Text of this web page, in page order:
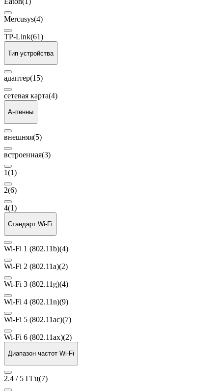
Mercusys(4)
TP-Link(61)
Тип устройства
адаптер(15)
сетевая карта(4)
Антенны
внешняя(5)
встроенная(3)
1(1)
2(6)
4(1)
Стандарт Wi-Fi
Wi-Fi 1 (802.11b)(4)
Wi-Fi 2 (802.11a)(2)
Wi-Fi 3 (802.11g)(4)
Wi-Fi 4 (802.11n)(9)
Wi-Fi 5 (802.11ac)(7)
Wi-Fi 6 (802.11ax)(2)
Диапазон частот Wi-Fi
2.4 / 5 ГГц(7)